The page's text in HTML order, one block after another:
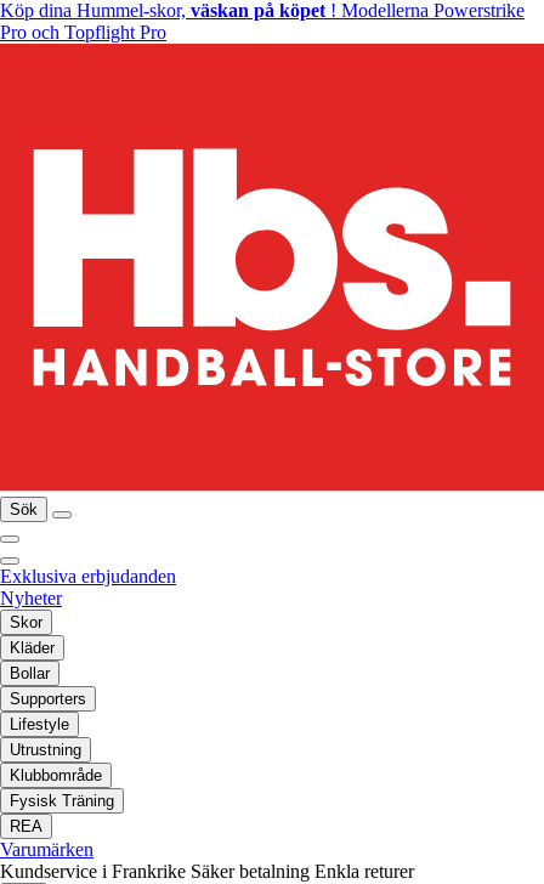
Köp dina Hummel-skor, väskan på köpet ! Modellerna Powerstrike
Pro och Topflight Pro
Sök
Exklusiva erbjudanden
Nyheter
Skor
Kläder
Bollar
Supporters
Lifestyle
Utrustning
Klubbområde
Fysisk Träning
REA
Varumärken
Kundservice i Frankrike Säker betalning Enkla returer